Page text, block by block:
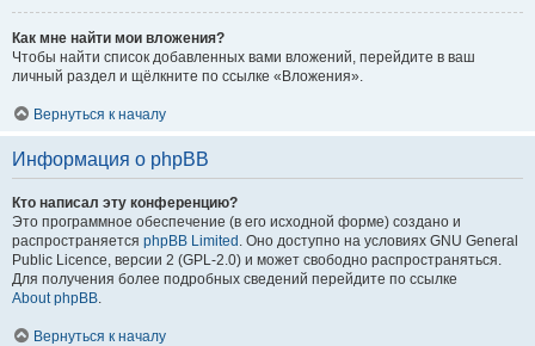
Как мне найти мои вложения?
Чтобы найти список добавленных вами вложений, перейдите в ваш
личный раздел и щёлкните по ссылке «Вложения».
Вернуться к началу
Информация о phpBB
Кто написал эту конференцию?
Это программное обеспечение (в его исходной форме) создано и
распространяется phpBB Limited . Оно доступно на условиях GNU General
Public Licence, версии 2 (GPL-2.0) и может свободно распространяться.
Для получения более подробных сведений перейдите по ссылке
About phpBB.
Вернуться к началу